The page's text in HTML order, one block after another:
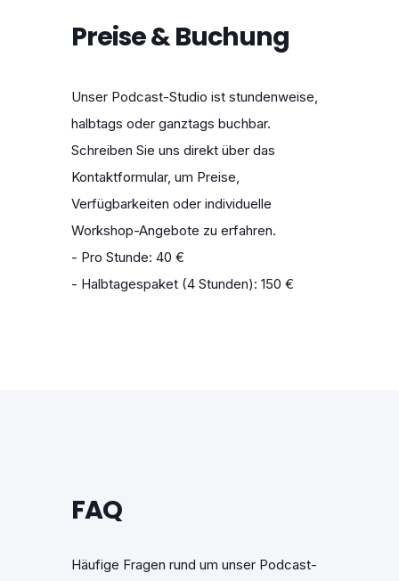
Preise & Buchung
Unser Podcast-Studio ist stundenweise,
halbtags oder ganztags buchbar.
Schreiben Sie uns direkt über das
Kontaktformular, um Preise,
Verfügbarkeiten oder individuelle
Workshop-Angebote zu erfahren.
- Pro Stunde: 40 €
- Halbtagespaket (4 Stunden): 150 €
FAQ
Häufige Fragen rund um unser Podcast-